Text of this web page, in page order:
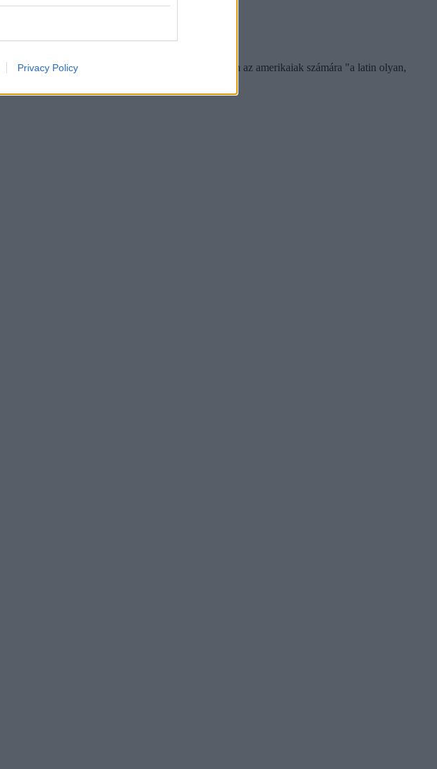
Privacy Policy
figyelmét arra, hogy az olasz olvasókkal ellentétben az amerikaiak számára "a latin olyan,
is javítani fogom - hangoztatta Eco.